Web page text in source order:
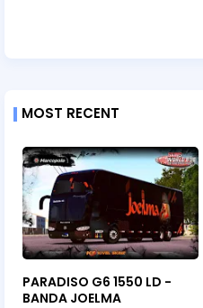
MOST RECENT
PARADISO G6 1550 LD -
BANDA JOELMA